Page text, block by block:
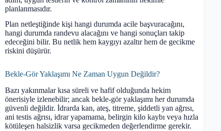
planlanmasıdır.
Plan netleştiğinde kişi hangi durumda acile başvuracağını,
hangi durumda randevu alacağını ve hangi sonuçları takip
edeceğini bilir. Bu netlik hem kaygıyı azaltır hem de gecikme
riskini düşürür.
Bekle-Gör Yaklaşımı Ne Zaman Uygun Değildir?
Bazı yakınmalar kısa süreli ve hafif olduğunda hekim
önerisiyle izlenebilir; ancak bekle-gör yaklaşımı her durumda
güvenli değildir. İdrarda kan, ateş, titreme, şiddetli yan ağrısı,
ani testis ağrısı, idrar yapamama, belirgin kilo kaybı veya hızla
kötüleşen halsizlik varsa gecikmeden değerlendirme gerekir.